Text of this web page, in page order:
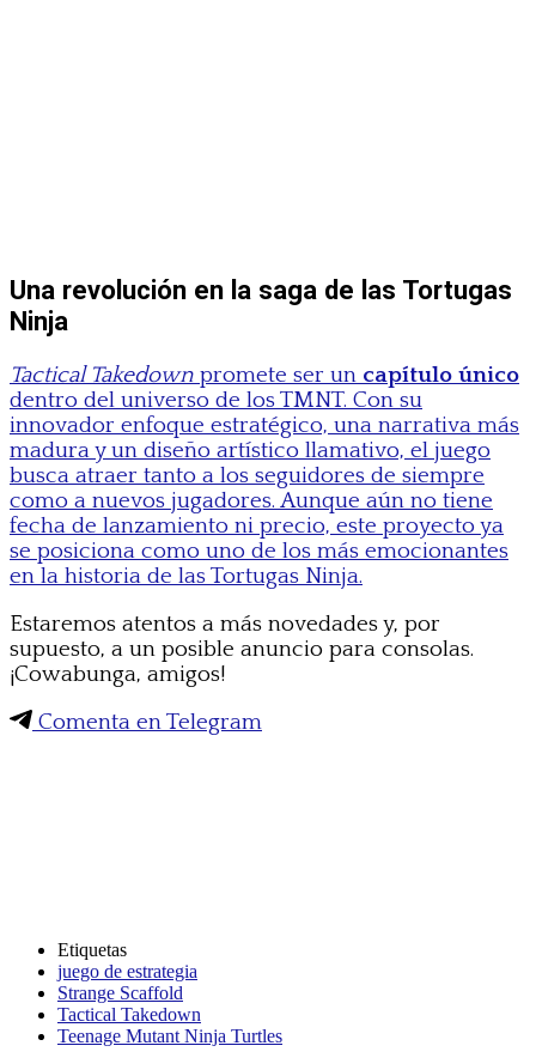
Una revolución en la saga de las Tortugas
Ninja
Tactical Takedown promete ser un capítulo único
dentro del universo de los TMNT. Con su
innovador enfoque estratégico, una narrativa más
madura y un diseño artístico llamativo, el juego
busca atraer tanto a los seguidores de siempre
como a nuevos jugadores. Aunque aún no tiene
fecha de lanzamiento ni precio, este proyecto ya
se posiciona como uno de los más emocionantes
en la historia de las Tortugas Ninja.
Estaremos atentos a más novedades y, por
supuesto, a un posible anuncio para consolas.
¡Cowabunga, amigos!
Comenta en Telegram
Etiquetas
juego de estrategia
Strange Scaffold
Tactical Takedown
Teenage Mutant Ninja Turtles